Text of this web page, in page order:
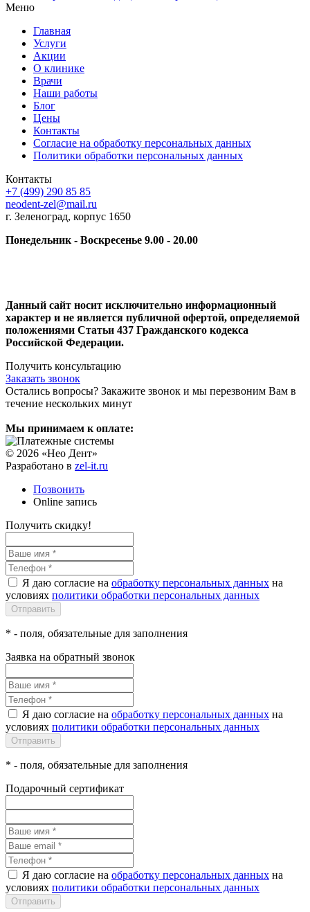
Меню
Главная
Услуги
Акции
О клинике
Врачи
Наши работы
Блог
Цены
Контакты
Согласие на обработку персональных данных
Политики обработки персональных данных
Контакты
+7 (499) 290 85 85
neodent-zel@mail.ru
г. Зеленоград, корпус 1650
Понедельник - Воскресенье 9.00 - 20.00
Данный сайт носит исключительно информационный
характер и не является публичной офертой, определяемой
положениями Статьи 437 Гражданского кодекса
Российской Федерации.
Получить консультацию
Заказать звонок
Остались вопросы? Закажите звонок и мы перезвоним Вам в
течение нескольких минут
Мы принимаем к оплате:
© 2026 «Нео Дент»
Разработано в zel-it.ru
Позвонить
Online запись
Получить скидку!
Я даю согласие на обработку персональных данных на
условиях политики обработки персональных данных
* - поля, обязательные для заполнения
Заявка на обратный звонок
Я даю согласие на обработку персональных данных на
условиях политики обработки персональных данных
* - поля, обязательные для заполнения
Подарочный сертификат
Я даю согласие на обработку персональных данных на
условиях политики обработки персональных данных